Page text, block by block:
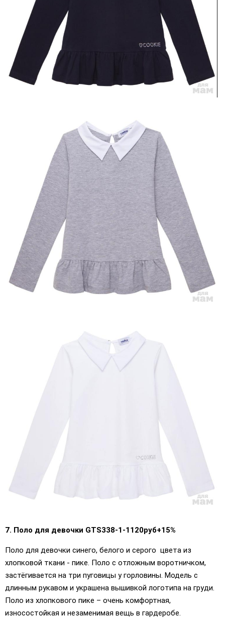
7. Поло для девочки GTS338-1-1120руб+15%
Поло для девочки синего, белого и серого цвета из
хлопковой ткани - пике. Поло с отложным воротничком,
застёгивается на три пуговицы у горловины. Модель с
длинным рукавом и украшена вышивкой логотипа на груди.
Поло из хлопкового пике – очень комфортная,
износостойкая и незаменимая вещь в гардеробе.